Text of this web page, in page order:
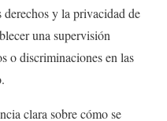
y la privacidad de
una supervisión
o discriminaciones en las
clara sobre cómo se